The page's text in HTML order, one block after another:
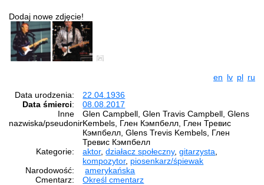
Dodaj nowe zdjęcie!
en lv pl ru
Data urodzenia:
22.04.1936
Data śmierci:
08.08.2017
Inne
nazwiska/pseudonimy:
Glen Campbell, Glen Travis Campbell, Glens
Kembels, Глен Кэмпбелл, Глен Тревис
Кэмпбелл, Glens Trevis Kembels, Глен
Тревис Кэмпбелл
Kategorie:
aktor,działacz społeczny,gitarzysta
kompozytor, piosenkarz/śpiewak
Narodowość:
amerykańska
Cmentarz:
Określ cmentarz